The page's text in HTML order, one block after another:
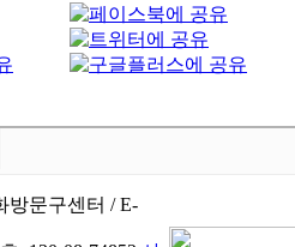
방문구센터 / E-